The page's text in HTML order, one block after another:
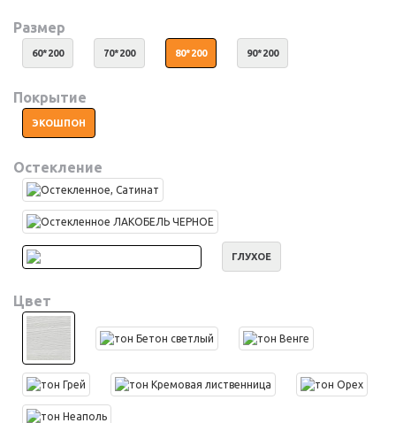
Размер
60*200 70*200 80*200 90*200
Покрытие
ЭКОШПОН
Остекление
ГЛУХОЕ
Цвет